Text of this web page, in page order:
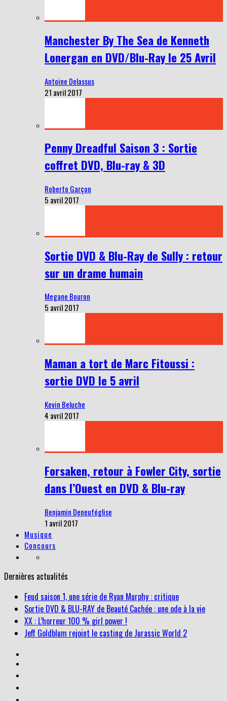
Manchester By The Sea de Kenneth
Lonergan en DVD/Blu-Ray le 25 Avril
Antoine Delassus
21 avril 2017
Penny Dreadful Saison 3 : Sortie
coffret DVD, Blu-ray & 3D
Roberto Garçon
5 avril 2017
Sortie DVD & Blu-Ray de Sully : retour
sur un drame humain
Megane Bouron
5 avril 2017
Maman a tort de Marc Fitoussi :
sortie DVD le 5 avril
Kevin Beluche
4 avril 2017
Forsaken, retour à Fowler City, sortie
dans l’Ouest en DVD & Blu-ray
Benjamin Deneuféglise
1 avril 2017
Musique
Concours
Dernières actualités
Feud saison 1, une série de Ryan Murphy : critique
Sortie DVD & BLU-RAY de Beauté Cachée : une ode à la vie
XX : L’horreur 100 % girl power !
Jeff Goldblum rejoint le casting de Jurassic World 2